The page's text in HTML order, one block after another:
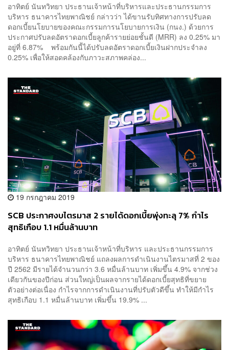
อาทิตย์ นันทวิทยา ประธานเจ้าหน้าที่บริหารและประธานกรรมการ
บริหาร ธนาคารไทยพาณิชย์ กล่าวว่า ได้ขานรับทิศทางการปรับลด
ดอกเบี้ยนโยบายของคณะกรรมการนโยบายการเงิน (กนง.) ด้วยการ
ประกาศปรับลดอัตราดอกเบี้ยลูกค้ารายย่อยชั้นดี (MRR) ลง 0.25% มา
อยู่ที่ 6.87% พร้อมกันนี้ได้ปรับลดอัตราดอกเบี้ยเงินฝากประจำลง
0.25% เพื่อให้สอดคล้องกับภาวะสภาพคล่อง...
19 กรกฎาคม 2019
SCB ประกาศงบไตรมาส 2 รายได้ดอกเบี้ยพุ่งทะลุ 7% กำไร
สุทธิเกือบ 1.1 หมื่นล้านบาท
อาทิตย์ นันทวิทยา ประธานเจ้าหน้าที่บริหาร และประธานกรรมการ
บริหาร ธนาคารไทยพาณิชย์ แถลงผลการดำเนินงานไตรมาสที่ 2 ของ
ปี 2562 มีรายได้จำนวนกว่า 3.6 หมื่นล้านบาท เพิ่มขึ้น 4.9% จากช่วง
เดียวกันของปีก่อน ส่วนใหญ่เป็นผลจากรายได้ดอกเบี้ยสุทธิที่ขยาย
ตัวอย่างต่อเนื่อง กำไรจากการดำเนินงานที่ปรับตัวดีขึ้น ทำให้มีกำไร
สุทธิเกือบ 1.1 หมื่นล้านบาท เพิ่มขึ้น 19.9% ...